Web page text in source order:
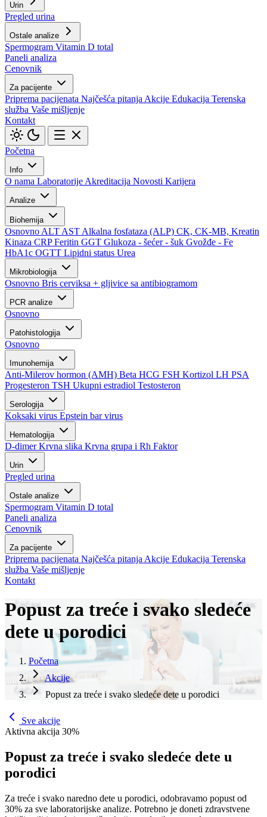
Urin
Pregled urina
Ostale analize
Spermogram Vitamin D total
Paneli analiza
Cenovnik
Za pacijente
Priprema pacijenata Najčešća pitanja Akcije Edukacija Terenska
služba Vaše mišljenje
Kontakt
Početna
Info
O nama Laboratorije Akreditacija Novosti Karijera
Analize
Biohemija
Osnovno ALT AST Alkalna fosfataza (ALP) CK, CK-MB, Kreatin
Kinaza CRPFeritin GGT Glukoza - šećer - šuk Gvožđe - Fe
HbA1c OGTT Lipidni status Urea
Mikrobiologija
Osnovno Bris cerviksa + gljivice sa antibiogramom
PCR analize
Osnovno
Patohistologija
Osnovno
Imunohemija
Anti-Milerov hormon (AMH) Beta HCG FSH Kortizol LH PSA
Progesteron TSH Ukupni estradiol Testosteron
Serologija
Koksaki virus Epstein bar virus
Hematologija
D-dimerKrvna slika Krvna grupa i Rh Faktor
Urin
Pregled urina
Ostale analize
Spermogram Vitamin D total
Paneli analiza
Cenovnik
Za pacijente
Priprema pacijenata Najčešća pitanja Akcije Edukacija Terenska
služba Vaše mišljenje
Kontakt
Popust za treće i svako sledeće
dete u porodici
Početna
Akcije
Popust za treće i svako sledeće dete u porodici
Sve akcije
Aktivna akcija 30%
Popust za treće i svako sledeće dete u
porodici
Za treće i svako naredno dete u porodici, odobravamo popust od
30% za sve laboratorijske analize. Potrebno je doneti zdravstvene